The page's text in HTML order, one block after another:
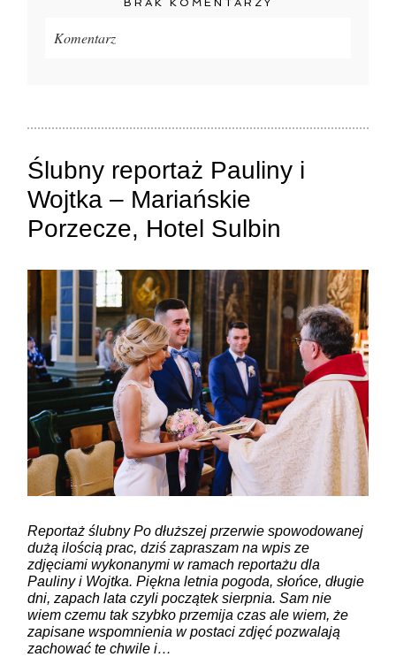
Komentarz
ZAMIEŚĆ KOMENTARZ
Ślubny reportaż Pauliny i
Wojtka – Mariańskie
Porzecze, Hotel Sulbin
Reportaż ślubny Po dłuższej przerwie spowodowanej
dużą ilością prac, dziś zapraszam na wpis ze
zdjęciami wykonanymi w ramach reportażu dla
Pauliny i Wojtka. Piękna letnia pogoda, słońce, długie
dni, zapach lata czyli początek sierpnia. Sam nie
wiem czemu tak szybko przemija czas ale wiem, że
zapisane wspomnienia w postaci zdjęć pozwalają
zachować te chwile i…